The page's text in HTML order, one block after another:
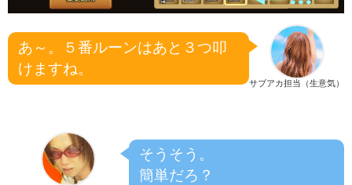
サブアカ担当（生意気）
あ～。５番ルーンはあと３つ叩
けますね。
そうそう。
簡単だろ？